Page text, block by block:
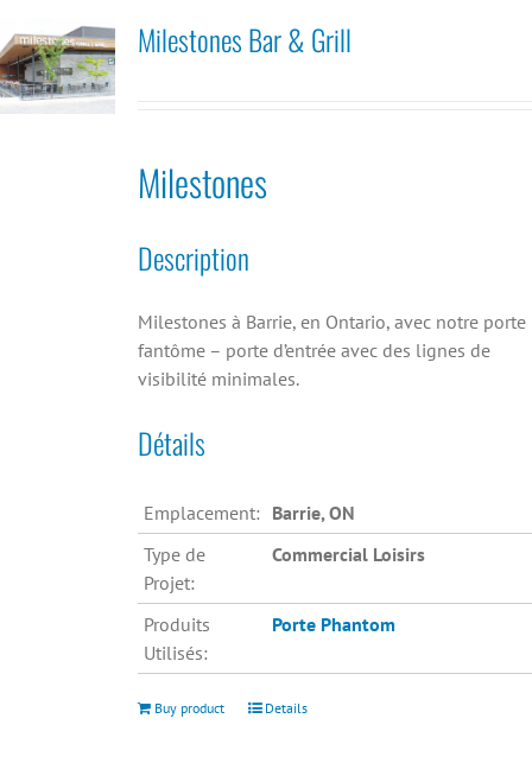
Milestones Bar & Grill
Milestones
Description
Milestones à Barrie, en Ontario, avec notre porte
fantôme – porte d’entrée avec des lignes de
visibilité minimales.
Détails
Emplacement: Barrie, ON
Type de
Projet:
Commercial Loisirs
Produits
Utilisés:
Porte Phantom
Buy product Details